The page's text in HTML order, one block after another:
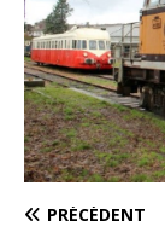
PRÉCÉDENT